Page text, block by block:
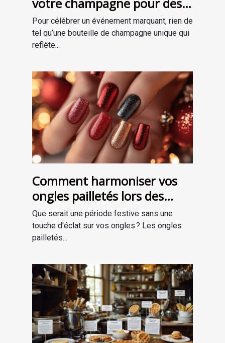
votre champagne pour des
occasions spéciales ?
Pour célébrer un événement marquant, rien de
tel qu’une bouteille de champagne unique qui
reflète...
Comment harmoniser vos
ongles pailletés lors des
fêtes ?
Que serait une période festive sans une
touche d'éclat sur vos ongles ? Les ongles
pailletés...